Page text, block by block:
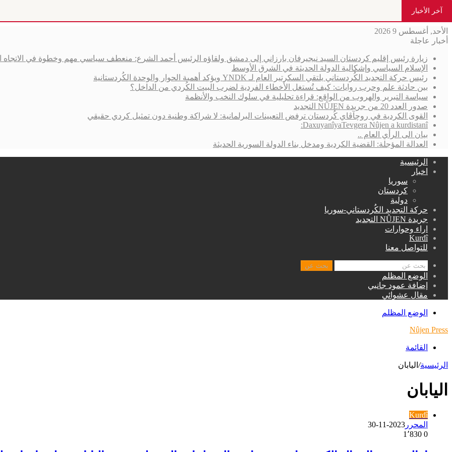
آخر الأخبار
الأحد, أغسطس 9 2026
أخبار عاجلة
زيارة رئيس إقليم كردستان السيد نيجيرفان بارزاني إلى دمشق ولقاؤه الرئيس أحمد الشرع: منعطف سياسي مهم وخطوة في الاتجاه
الإسلام السياسي وإشكالية الدولة الحديثة في الشرق الأوسط
رئيس حركة التجديد الكُردستاني يلتقي السكرتير العام لـ YNDK ويؤكد أهمية الحوار والوحدة الكُردستانية
بين حادثة علم وحرب روايات: كيف تُستغل الأخطاء الفردية لضرب البيت الكُردي من الداخل؟
سياسة التبرير والهروب من الواقع: قراءة تحليلية في سلوك النخب والأنظمة
صدور العدد 20 من جريدة NÛJEN التجديد
القوى الكردية في روچآڤاي كُردستان ترفض التعيينات البرلمانية: لا شراكة وطنية دون تمثيل كردي حقيقي
DaxuyanîyaTevgera Nûjen a kurdistanî:
بيان الى الرأي العام ..
العدالة المؤجلة: القضية الكردية ومدخل بناء الدولة السورية الحديثة
الرئيسية
اخبار
سوريا
كردستان
دولية
حركة التجديد الكُردستاني-سوريا
جريدة NÛJEN التجديد
اراء وحوارات
Kurdî
للتواصل معنا
بحث عن
الوضع المظلم
إضافة عمود جانبي
مقال عشوائي
الوضع المظلم
Nûjen Press
القائمة
الرئيسية/ اليابان
اليابان
Kurdî
المحرر 2023-11-30
0